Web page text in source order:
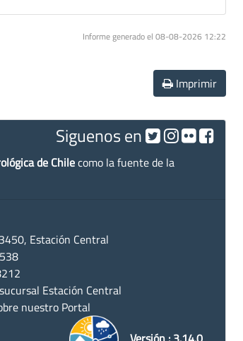
Informe generado el 08-08-2026 12:22
Imprimir
Siguenos en
de Chilecomo la fuente de la
Estación Central
Estación Central
nuestro Portal